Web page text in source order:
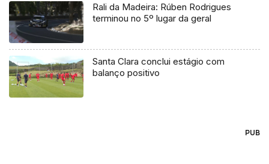
Rali da Madeira: Rúben Rodrigues
terminou no 5º lugar da geral
Santa Clara conclui estágio com
balanço positivo
PUB